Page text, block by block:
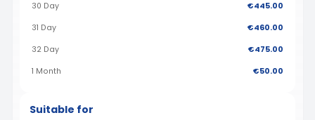
30 Day €445.00
31 Day €460.00
32 Day €475.00
1 Month €50.00
Suitable for